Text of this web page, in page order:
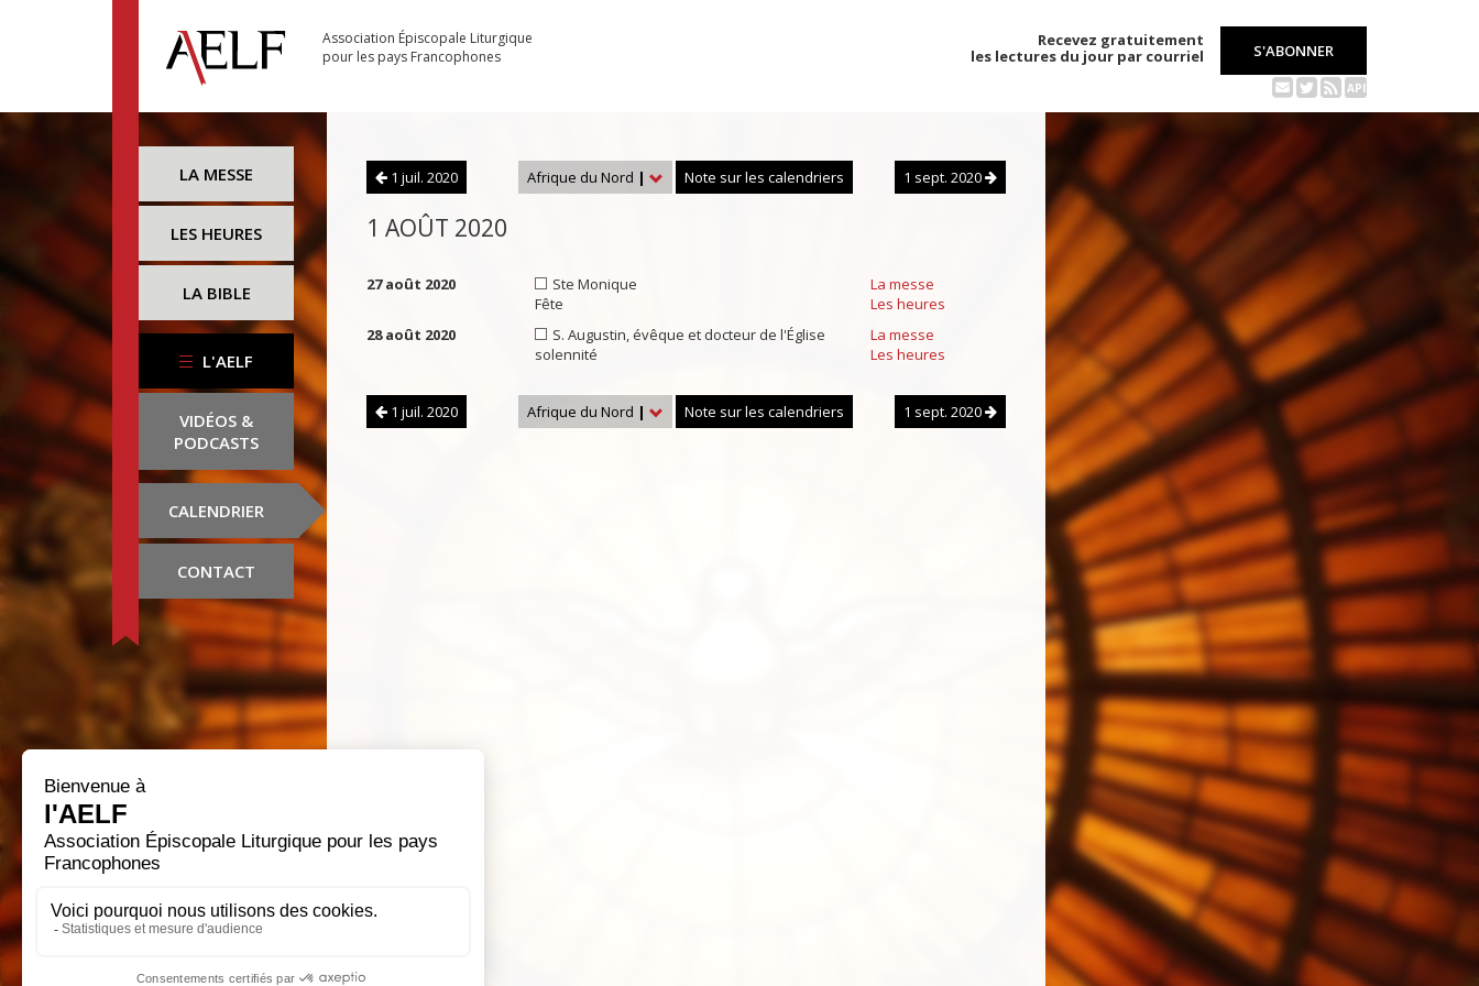
Association Épiscopale Liturgique
pour les pays Francophones
Recevez gratuitement
les lectures du jour par courriel
S'ABONNER
API
LA MESSE
LES HEURES
LA BIBLE
L'AELF
VIDÉOS &
PODCASTS
CALENDRIER
CONTACT
1 juil. 2020 Afrique du Nord | Note sur les calendriers 1 sept. 2020
1 AOÛT 2020
27 août 2020
Ste Monique
Fête
La messe
Les heures
28 août 2020
S. Augustin, évêque et docteur de l'Église
solennité
La messe
Les heures
1 juil. 2020 Afrique du Nord | Note sur les calendriers 1 sept. 2020